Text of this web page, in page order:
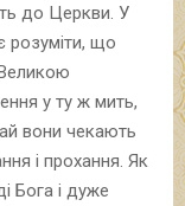
до Церкви. У
розуміти, що
у ту ж мить,
вони чекають
і прохання. Як
Бога і дуже